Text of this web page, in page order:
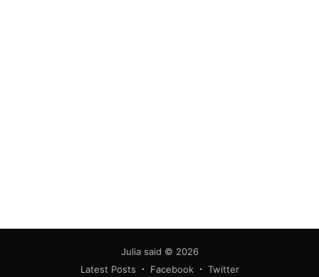
Julia said © 2026
Latest Posts
Facebook Twitter